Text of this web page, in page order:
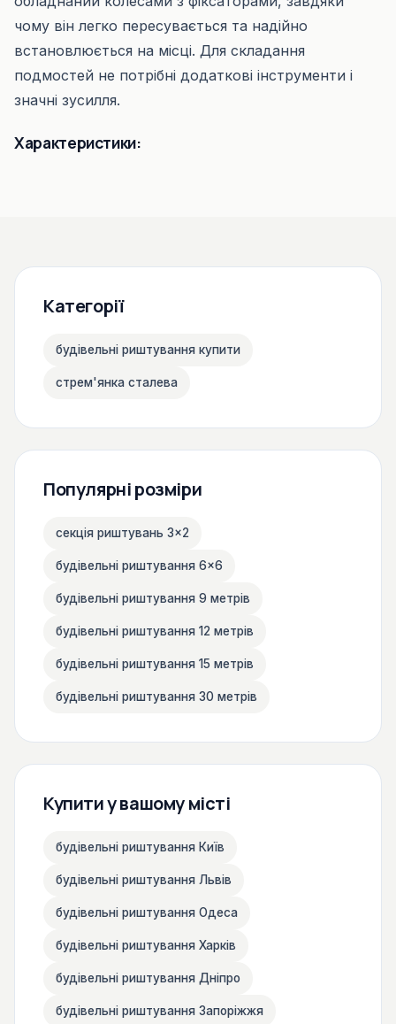
чому він легко пересувається та надійно
встановлюється на місці. Для складання
подмостей не потрібні додаткові інструменти і
значні зусилля.
Характеристики:
Категорії
будівельні риштування купити
стрем'янка сталева
Популярні розміри
секція риштувань 3×2
будівельні риштування 6×6
будівельні риштування 9 метрів
будівельні риштування 12 метрів
будівельні риштування 15 метрів
будівельні риштування 30 метрів
Купити у вашому місті
будівельні риштування Київ
будівельні риштування Львів
будівельні риштування Одеса
будівельні риштування Харків
будівельні риштування Дніпро
будівельні риштування Запоріжжя